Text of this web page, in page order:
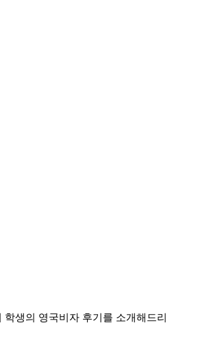
생의 영국비자 후기를 소개해드리